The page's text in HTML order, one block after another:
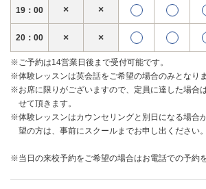
19：00
20：00
×
×
×
×
※ご予約は14営業日後まで受付可能です。
※体験レッスンは英会話をご希望の場合のみとなりま
※お席に限りがございますので、定員に達した場合
せて頂きます。
※体験レッスンはカウンセリングと別日になる場合
望の方は、事前にスクールまでお申し出ください。
※当日の来校予約をご希望の場合はお電話での予約